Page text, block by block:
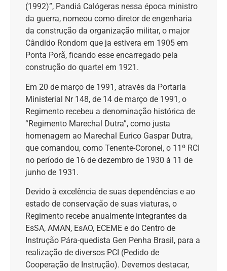
(1992)”, Pandiá Calógeras nessa época ministro
da guerra, nomeou como diretor de engenharia
da construção da organização militar, o major
Cândido Rondom que ja estivera em 1905 em
Ponta Porã, ficando esse encarregado pela
construção do quartel em 1921.
Em 20 de março de 1991, através da Portaria
Ministerial Nr 148, de 14 de março de 1991, o
Regimento recebeu a denominação histórica de
“Regimento Marechal Dutra”, como justa
homenagem ao Marechal Eurico Gaspar Dutra,
que comandou, como Tenente-Coronel, o 11º RCI
no período de 16 de dezembro de 1930 à 11 de
junho de 1931.
Devido à excelência de suas dependências e ao
estado de conservação de suas viaturas, o
Regimento recebe anualmente integrantes da
EsSA, AMAN, EsAO, ECEME e do Centro de
Instrução Pára-quedista Gen Penha Brasil, para a
realização de diversos PCI (Pedido de
Cooperação de Instrução). Devemos destacar,